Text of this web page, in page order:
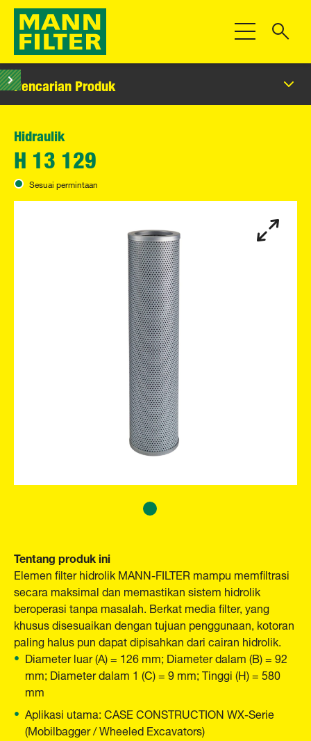
Beralih
Pencarian Produk
Hidraulik
H 13 129
Sesuai permintaan
Tentang produk ini
Elemen filter hidrolik MANN-FILTER mampu memfiltrasi
secara maksimal dan memastikan sistem hidrolik
beroperasi tanpa masalah. Berkat media filter, yang
khusus disesuaikan dengan tujuan penggunaan, kotoran
paling halus pun dapat dipisahkan dari cairan hidrolik.
Diameter luar (A) = 126 mm; Diameter dalam (B) = 92
mm; Diameter dalam 1 (C) = 9 mm; Tinggi (H) = 580
mm
Aplikasi utama: CASE CONSTRUCTION WX-Serie
(Mobilbagger / Wheeled Excavators)